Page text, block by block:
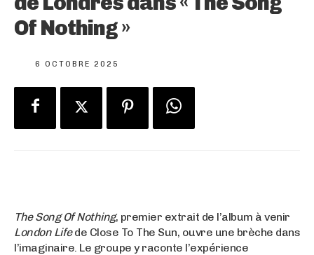
Of Nothing »
6 OCTOBRE 2025
The Song Of Nothing, premier extrait de l’album à venir
London Lifede Close To The Sun, ouvre une brèche dans
l’imaginaire. Le groupe y raconte l’expérience